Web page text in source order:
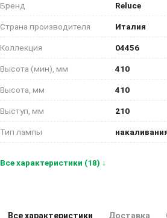
Бренд Reluce
Страна производителя Италия
Коллекция 04456
Высота (мин), мм 410
Высота, мм 410
Выступ, мм 210
Тип лампы
Все характеристики (18) ↓
Все характеристики Доставка